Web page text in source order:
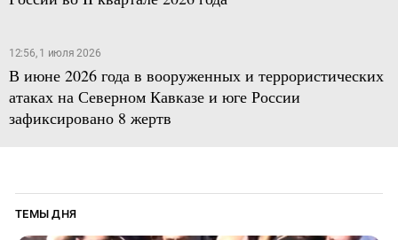
12:56, 1 июля 2026
В июне 2026 года в вооруженных и террористических
атаках на Северном Кавказе и юге России
зафиксировано 8 жертв
ТЕМЫ ДНЯ